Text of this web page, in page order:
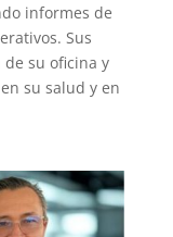
informes de
Sus
su oficina y
su salud y en